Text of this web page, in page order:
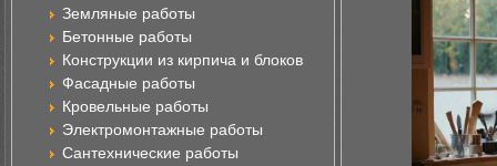
Земляные работы
Бетонные работы
Конструкции из кирпича и блоков
Фасадные работы
Кровельные работы
Электромонтажные работы
Сантехнические работы